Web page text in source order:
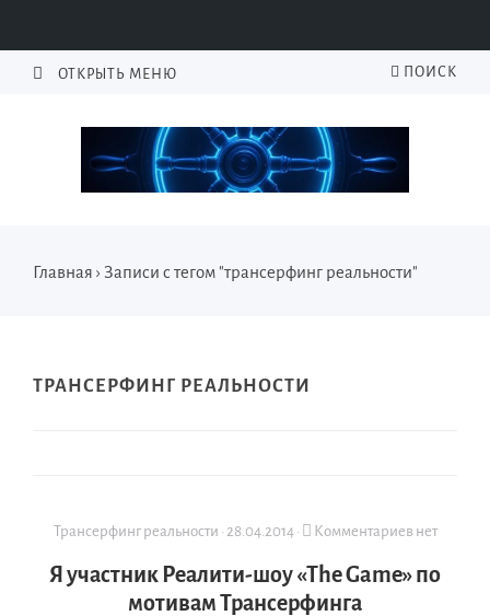
ОТКРЫТЬ МЕНЮ ПОИСК
Главная › Записи с тегом "трансерфинг реальности"
ТРАНСЕРФИНГ РЕАЛЬНОСТИ
Трансерфинг реальности · 28.04.2014· Комментариев нет
Я участник Реалити-шоу «The Game» по
мотивам Трансерфинга